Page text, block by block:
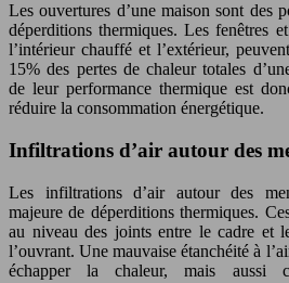
Les ouvertures d’une maison sont des
déperditions thermiques. Les fenêtres
l’intérieur chauffé et l’extérieur,
15% des pertes de chaleur totales
de leur performance thermique est
réduire la consommation énergétique.
Infiltrations d’air autour des
Les infiltrations d’air autour des
majeure de déperditions thermiques.
au niveau des joints entre le cadre et
l’ouvrant. Une mauvaise étanchéité à
échapper la chaleur, mais aussi